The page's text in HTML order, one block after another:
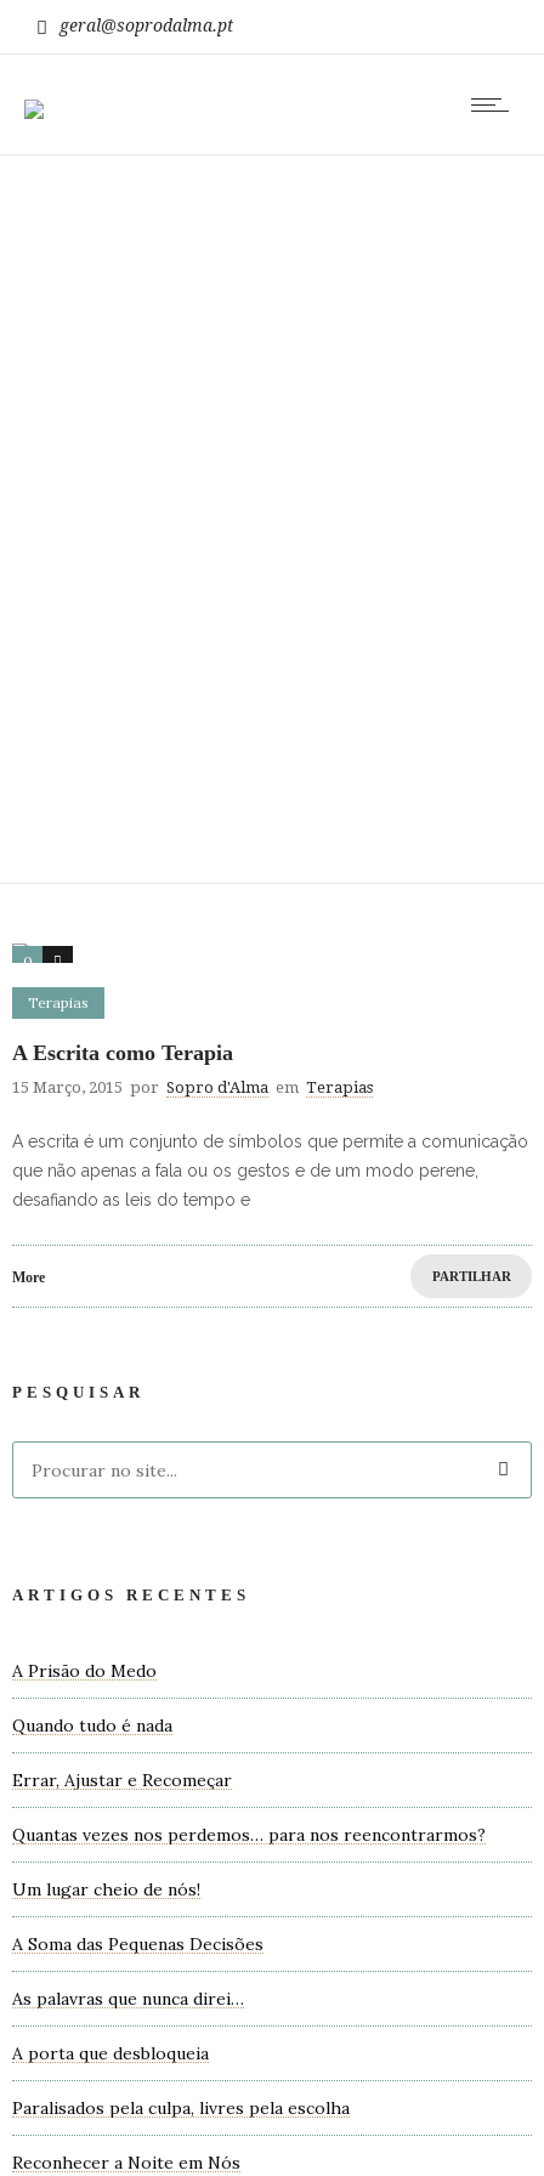
geral@soprodalma.pt
0 0
Terapias
A Escrita como Terapia
15 Março, 2015 por Sopro d'Alma em Terapias
A escrita é um conjunto de símbolos que permite a comunicação
que não apenas a fala ou os gestos e de um modo perene,
desafiando as leis do tempo e
More PARTILHAR
PESQUISAR
ARTIGOS RECENTES
A Prisão do Medo
Quando tudo é nada
Errar, Ajustar e Recomeçar
Quantas vezes nos perdemos… para nos reencontrarmos?
Um lugar cheio de nós!
A Soma das Pequenas Decisões
As palavras que nunca direi…
A porta que desbloqueia
Paralisados pela culpa, livres pela escolha
Reconhecer a Noite em Nós